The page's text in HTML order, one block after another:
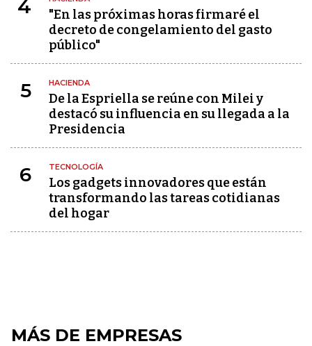
4
"En las próximas horas firmaré el
decreto de congelamiento del gasto
público"
5 HACIENDA
De la Espriella se reúne con Milei y
destacó su influencia en su llegada a la
Presidencia
6 TECNOLOGÍA
Los gadgets innovadores que están
transformando las tareas cotidianas
del hogar
MÁS DE EMPRESAS